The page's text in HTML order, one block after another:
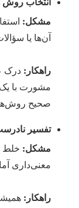
مشکل:
آن‌ها یا
راهکار: درک
مشورت با یک
صحیح
تفسیر
مشکل: خلط
معنی‌داری
راهکار: